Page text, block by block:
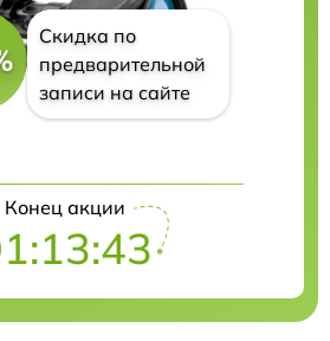
Скидка по
предварительной
записи на сайте
Конец акции